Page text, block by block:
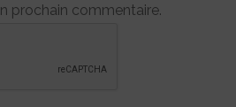
prochain commentaire.